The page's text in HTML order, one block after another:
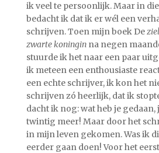
ik veel te persoonlijk. Maar in
bedacht ik dat ik er wél een
schrijven. Toen mijn boek Deziel
zwarte koningin na negen
stuurde ik het naar een paar
ik meteen een enthousiaste
een echte schrijver, ik kon het
schrijven zó heerlijk, dat ik
dacht ik nog: wat heb je gedaan,
twintig meer! Maar door het
in mijn leven gekomen. Was ik
eerder gaan doen! Voor het